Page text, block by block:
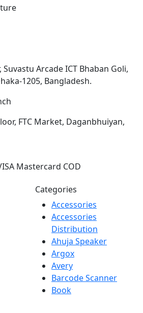
Suvastu Arcade ICT Bhaban Goli,
1205, Bangladesh.
FTC Market, Daganbhuiyan,
Mastercard COD
Categories
Accessories
Accessories
Distribution
Ahuja Speaker
Argox
Avery
Barcode Scanner
Book